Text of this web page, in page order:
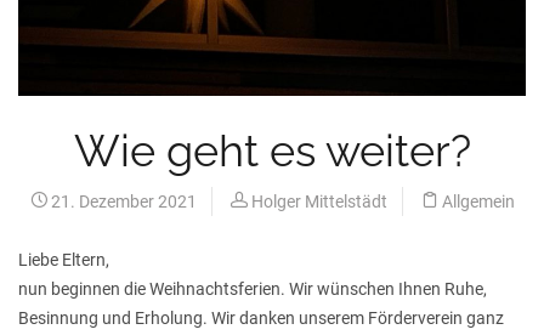
Wie geht es weiter?
21. Dezember 2021 Holger Mittelstädt Allgemein
Liebe Eltern,
nun beginnen die Weihnachtsferien. Wir wünschen Ihnen Ruhe,
Besinnung und Erholung. Wir danken unserem Förderverein ganz